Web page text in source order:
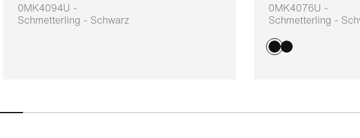
0MK4094U -
Schmetterling - Schwarz
0MK4076U -
Schmetterling -